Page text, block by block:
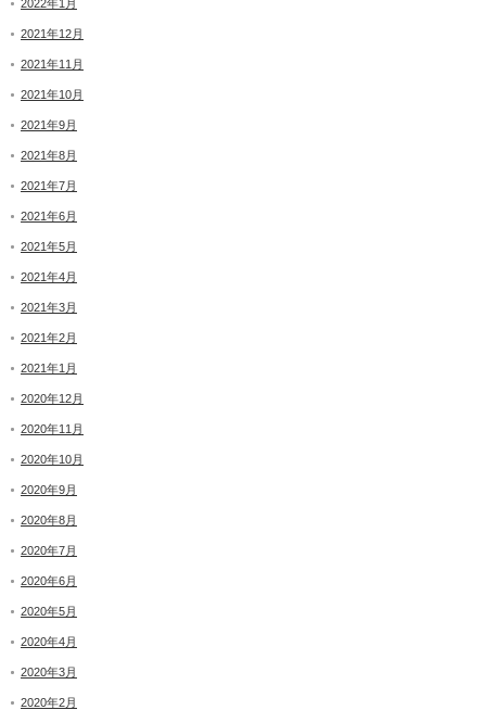
2022年1月
2021年12月
2021年11月
2021年10月
2021年9月
2021年8月
2021年7月
2021年6月
2021年5月
2021年4月
2021年3月
2021年2月
2021年1月
2020年12月
2020年11月
2020年10月
2020年9月
2020年8月
2020年7月
2020年6月
2020年5月
2020年4月
2020年3月
2020年2月